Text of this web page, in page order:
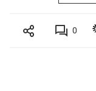
0